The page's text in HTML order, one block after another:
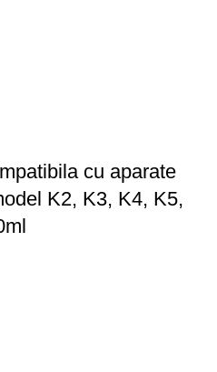
cu aparate
K2, K3, K4, K5,